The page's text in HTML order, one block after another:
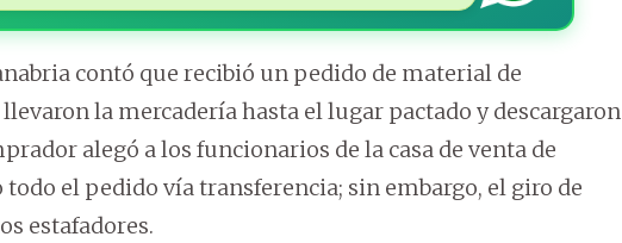
contó que recibió un pedido de material de
la mercadería hasta el lugar pactado y descargaron
alegó a los funcionarios de la casa de venta de
el pedido vía transferencia; sin embargo, el giro de
estafadores.